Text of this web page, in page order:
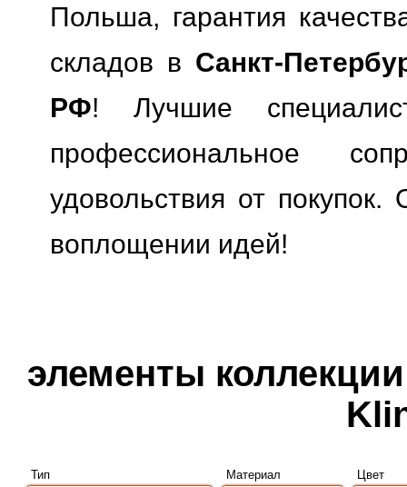
Польша, гарантия
складов в Санкт-
РФ! Лучшие
профессиональное
удовольствия от
воплощении идей!
элементы
Тип Материал Цвет